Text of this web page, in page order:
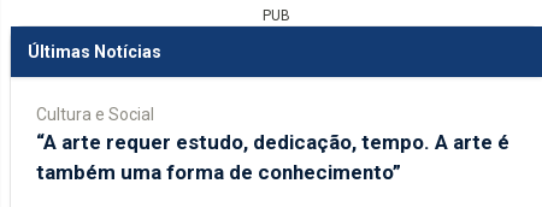
PUB
Últimas Notícias
Cultura e Social
“A arte requer estudo, dedicação, tempo. A arte é
também uma forma de conhecimento”